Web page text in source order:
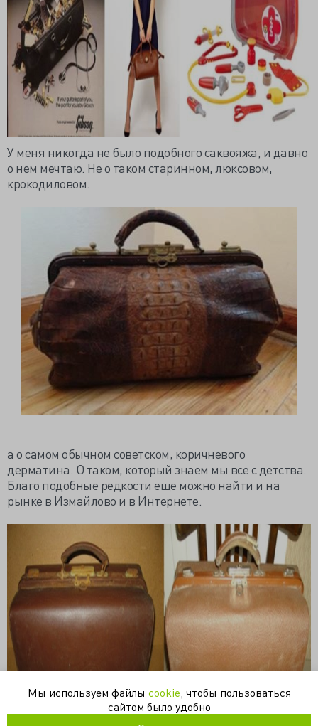
У меня никогда не было подобного саквояжа, и давно
о нем мечтаю Не о таком старинном, люксовом,
крокодиловом.
а осамом обычном советском, коричневого
дерматина. О таком, который знаем мы все с детства.
Благо подобные редкости еще можно найти и на
рынке в Измайлово и в Интернете.
Мы используем файлы cookie , чтобы пользоваться
сайтом было удобно